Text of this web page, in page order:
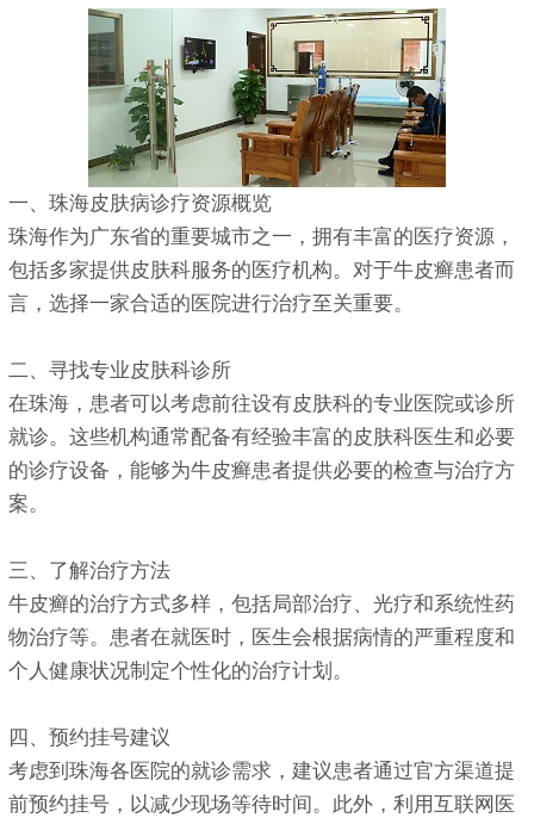
一、珠海皮肤病诊疗资源概览
珠海作为广东省的重要城市之一，拥有丰富的医疗资源，
包括多家提供皮肤科服务的医疗机构。对于牛皮癣患者而
言，选择一家合适的医院进行治疗至关重要。
二、寻找专业皮肤科诊所
在珠海，患者可以考虑前往设有皮肤科的专业医院或诊所
就诊。这些机构通常配备有经验丰富的皮肤科医生和必要
的诊疗设备，能够为牛皮癣患者提供必要的检查与治疗方
案。
三、了解治疗方法
牛皮癣的治疗方式多样，包括局部治疗、光疗和系统性药
物治疗等。患者在就医时，医生会根据病情的严重程度和
个人健康状况制定个性化的治疗计划。
四、预约挂号建议
考虑到珠海各医院的就诊需求，建议患者通过官方渠道提
前预约挂号，以减少现场等待时间。此外，利用互联网医